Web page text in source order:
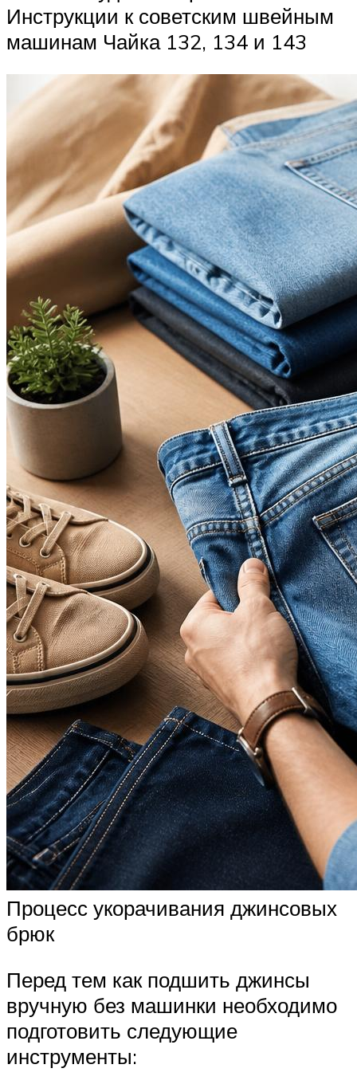
Инструкции к советским швейным
машинам Чайка 132, 134 и 143
Процесс укорачивания джинсовых
брюк
Перед тем как подшить джинсы
вручную без машинки необходимо
подготовить следующие
инструменты: